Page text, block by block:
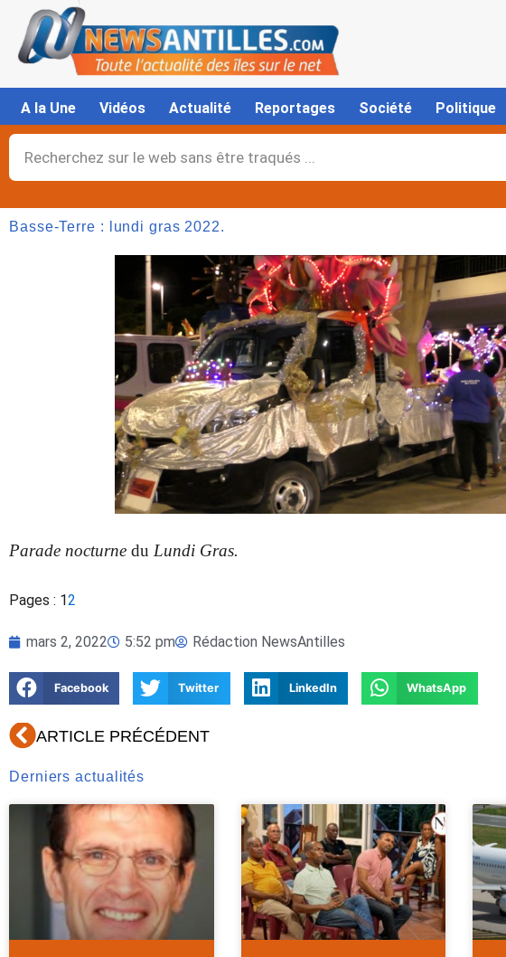
contenu
A la Une Vidéos Actualité Reportages Société Politique
Rechercher
Basse-Terre : lundi gras 2022.
Parade nocturne du Lundi Gras.
Pages : 12
mars 2, 2022 5:52 pm Rédaction NewsAntilles
Facebook Twitter LinkedIn WhatsApp
Précédent
ARTICLE PRÉCÉDENT
Derniers actualités